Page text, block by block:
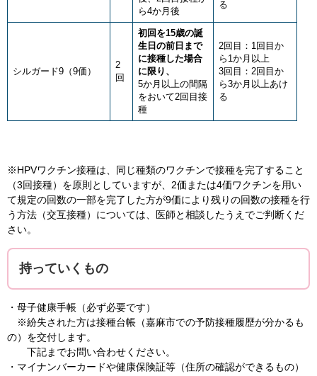
ら4か月後
る
シルガード9（9価）
2
回
初回を15歳の誕
生日の前日まで
に接種した場合
に限り、
5か月以上の間隔
をおいて2回目接
種
2回目：1回目か
ら1か月以上
3回目：2回目か
ら3か月以上あけ
る
※HPVワクチン接種は、同じ種類のワクチンで接種を完了すること
（3回接種）を原則としていますが、2価または4価ワクチンを用い
て規定の回数の一部を完了した方が9価により残りの回数の接種を行
う方法（交互接種）については、医師と相談したうえでご判断くだ
さい。
持っていくもの
・母子健康手帳（必ず必要です）
※紛失された方は接種台帳（嘉麻市での予防接種履歴が分かるも
の）を交付します。
下記までお問い合わせください。
・マイナンバーカードや健康保険証等（住所の確認ができるもの）